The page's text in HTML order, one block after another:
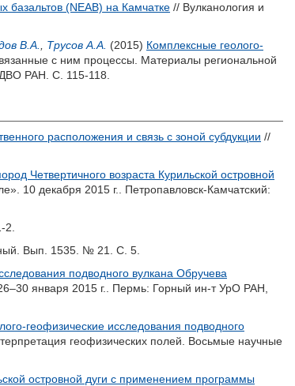
базальтов (NEAB) на Камчатке // Вулканология и
В.А. Трусов А.А. (2015) Комплексные геолого-
с ним процессы. Материалы региональной
РАН. С. 115-118.
расположения и связь с зоной субдукции //
Четвертичного возраста Курильской островной
10 декабря 2015 г.. Петропавловск-Камчатский:
Вып. 1535. № 21. С. 5.
подводного вулкана Обручева
января 2015 г.. Пермь: Горный ин-т УрО РАН,
геофизические исследования подводного
геофизических полей. Восьмые научные
островной дуги с применением программы